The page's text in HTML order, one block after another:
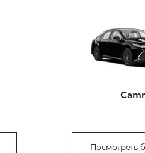
Посмотреть